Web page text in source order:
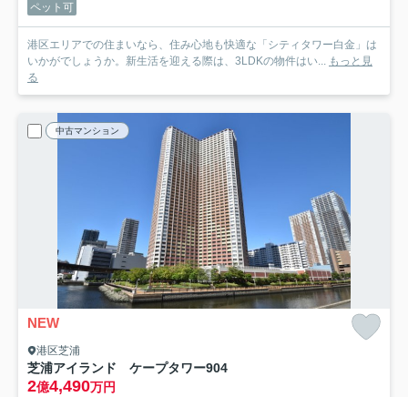
ペット可
港区エリアでの住まいなら、住み心地も快適な「シティタワー白金」は
いかがでしょうか。新生活を迎える際は、3LDKの物件はい... もっと見
る
中古マンション
NEW
港区芝浦
芝浦アイランド ケープタワー904
2億4,490万円